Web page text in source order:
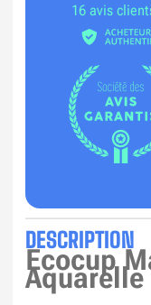
16 avis
DESCRIPTION
Ecocup